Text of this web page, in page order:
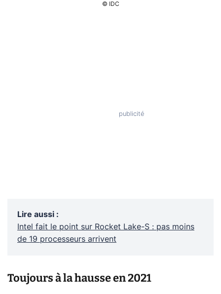
© IDC
Lire aussi :
Intel fait le point sur Rocket Lake-S : pas moins
de 19 processeurs arrivent
Toujours à la hausse en 2021